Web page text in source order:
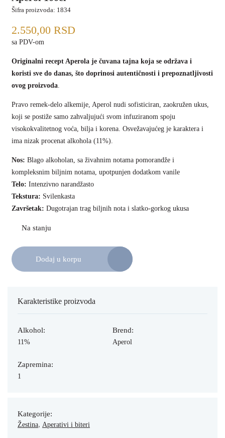
Šifra proizvoda: 1834
2.550,00RSD
sa PDV-om
Originalni recept Aperola je čuvana tajna koja se održava i
koristi sve do danas, što doprinosi autentičnosti i prepoznatljivosti
ovog proizvoda.
Pravo remek-delo alkemije, Aperol nudi sofisticiran, zaokružen ukus,
koji se postiže samo zahvaljujući svom infuziranom spoju
visokokvalitetnog voća, bilja i korena. Osvežavajućeg je karaktera i
ima nizak procenat alkohola (11%).
Nos: Blago alkoholan, sa živahnim notama pomorandže i
kompleksnim biljnim notama, upotpunjen dodatkom vanile
Telo: Intenzivno narandžasto
Tekstura: Svilenkasta
Završetak: Dugotrajan trag biljnih nota i slatko-gorkog ukusa
Dodaj u korpu
Karakteristike proizvoda
Alkohol:
11%
Brend:
Aperol
Zapremina:
1
Kategorije:
Žestina, Aperativi i biteri